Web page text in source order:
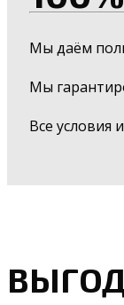
Мы даём
Мы
Все условия